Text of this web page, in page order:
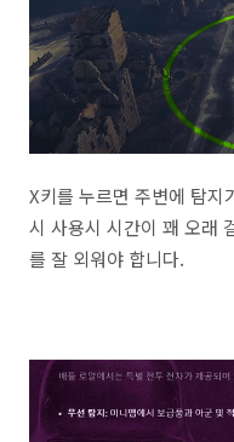
X키를 누르면 주변에 탐지
시 사용시 시간이 꽤 오래
를 잘 외워야 합니다.